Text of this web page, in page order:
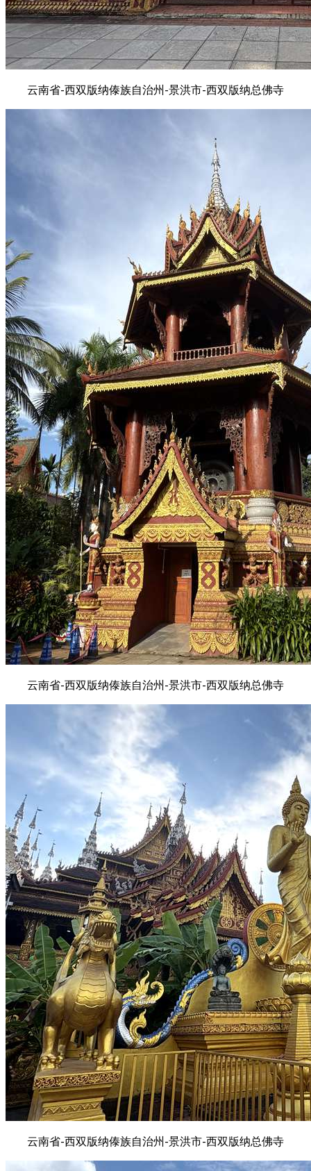
云南省-西双版纳傣族自治州-景洪市-西双版纳总佛寺
云南省-西双版纳傣族自治州-景洪市-西双版纳总佛寺
云南省-西双版纳傣族自治州-景洪市-西双版纳总佛寺